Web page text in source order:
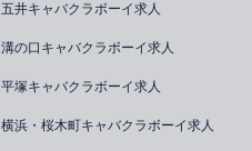
五井キャバクラボーイ求人
溝の口キャバクラボーイ求人
平塚キャバクラボーイ求人
横浜・桜木町キャバクラボーイ求人